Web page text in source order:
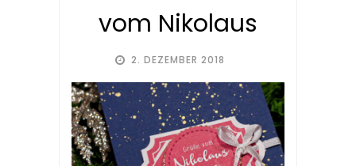
2. DEZEMBER 2018
vom Nikolaus